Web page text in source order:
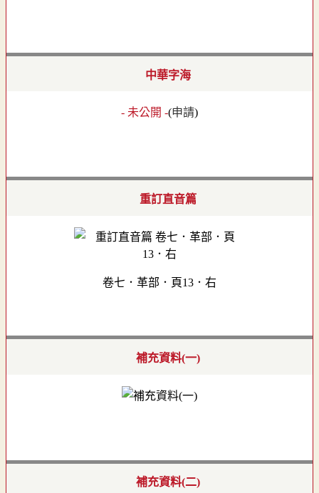
中華字海
- 未公開 -(申請)
重訂直音篇
卷七．革部．頁13．右
補充資料(一)
補充資料(二)